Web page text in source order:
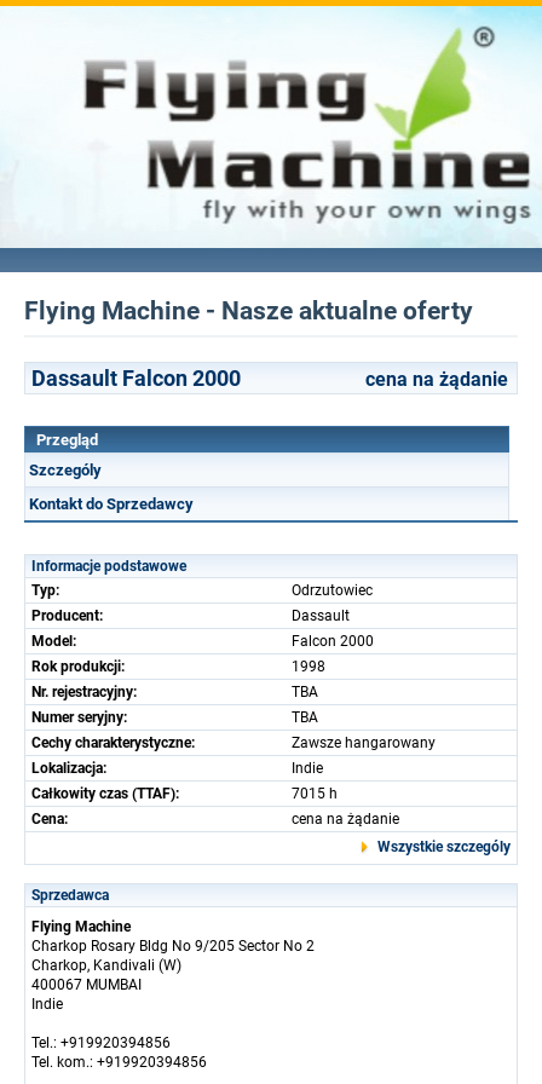
Flying Machine - Nasze aktualne oferty
Dassault Falcon 2000 cena na żądanie
Przegląd
Szczególy
Kontakt do Sprzedawcy
Informacje podstawowe
Typ:
Odrzutowiec
Producent:
Dassault
Model:
Falcon 2000
Rok produkcji:
1998
Nr. rejestracyjny:
TBA
Numer seryjny:
TBA
Cechy charakterystyczne:
Zawsze hangarowany
Lokalizacja:
Indie
Całkowity czas (TTAF):
7015 h
Cena:
cena na żądanie
Wszystkie szczególy
Sprzedawca
Flying Machine
Charkop Rosary Bldg No 9/205 Sector No 2
Charkop, Kandivali (W)
400067 MUMBAI
Indie
Tel.: +919920394856
Tel. kom.: +919920394856